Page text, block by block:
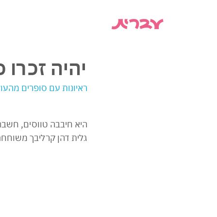
יהיה זכרו
ראיונות עם סופרים
היא חיבבה טווסים,
גלית דהן קרליבך